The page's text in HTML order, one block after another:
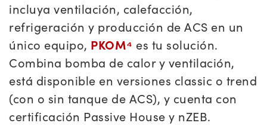
incluya ventilación, calefacción,
refrigeración y producción de ACS en un
único equipo, PKOM⁴ es tu solución.
Combina bomba de calor y ventilación,
está disponible en versiones classic o trend
(con o sin tanque de ACS), y cuenta con
certificación Passive House y nZEB.